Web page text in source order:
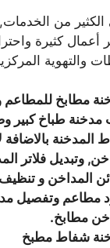
من الخدمات,
أعمال كثيرة
والتهوية
مطابخ للمطاعم
مدخنة طباخ كبير
المدخنة
وتبديل فلاتر
المداخن و
مطاعم وتفصيل
مطابخ.
شفاط مطبخ